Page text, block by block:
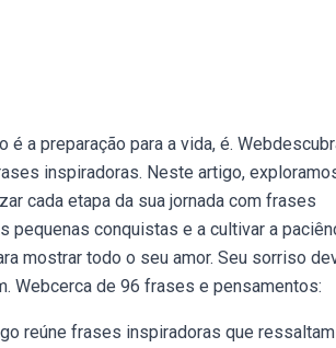
a preparação para a vida, é.
inspiradoras. Neste artigo,
cada etapa da sua jornada com frases
pequenas conquistas e a cultivar a
mostrar todo o seu amor. Seu sorriso
Webcerca de 96 frases e pensamentos:
reúne frases inspiradoras que ressaltam